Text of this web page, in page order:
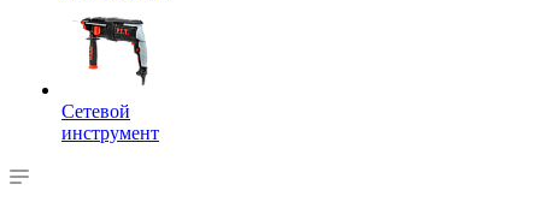
Сетевой
инструмент